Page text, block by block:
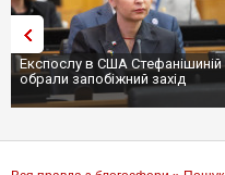
Експослу в США Стефанішиній
обрали запобіжний захід